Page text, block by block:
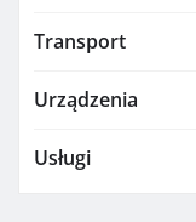
Transport
Urządzenia
Usługi